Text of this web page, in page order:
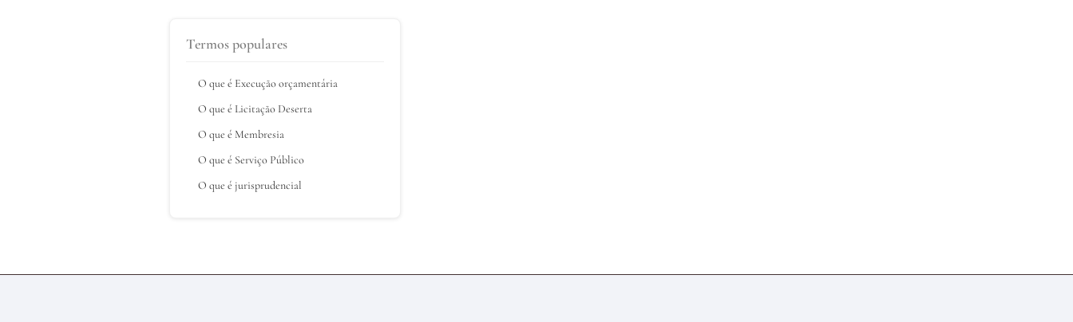
Termos populares
O que é Execução orçamentária
O que é Licitação Deserta
O que é Membresia
O que é Serviço Público
O que é jurisprudencial